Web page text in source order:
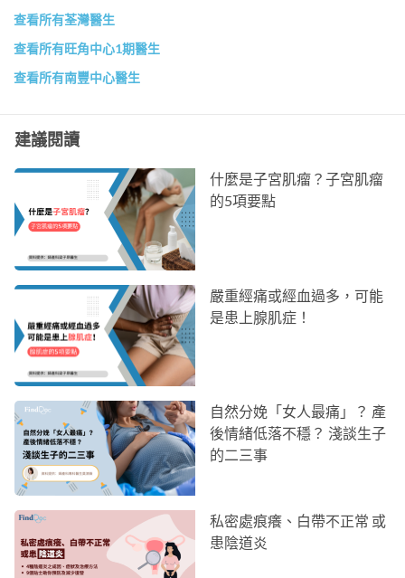
查看所有荃灣醫生
查看所有旺角中心1期醫生
查看所有南豐中心醫生
建議閱讀
什麼是子宮肌瘤？子宮肌瘤
的5項要點
嚴重經痛或經血過多，可能
是患上腺肌症！
自然分娩「女人最痛」？ 產
後情緒低落不穩？ 淺談生子
的二三事
私密處痕癢、白帶不正常 或
患陰道炎